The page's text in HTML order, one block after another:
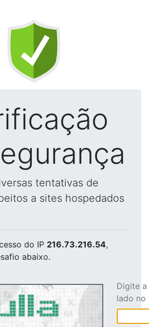
tentativas de
a sites hospedados
do IP 216.73.216.54,
abaixo.
Digite
lado no